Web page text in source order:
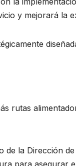
y mejorará la
rutas
la Dirección
para asegurar